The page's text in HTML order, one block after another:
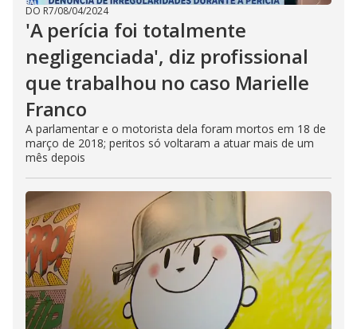
DO R7/08/04/2024
'A perícia foi totalmente
negligenciada', diz profissional
que trabalhou no caso Marielle
Franco
A parlamentar e o motorista dela foram mortos em 18 de
março de 2018; peritos só voltaram a atuar mais de um
mês depois